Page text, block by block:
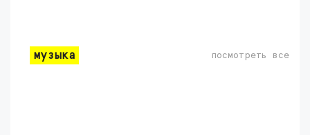
музыка посмотреть все